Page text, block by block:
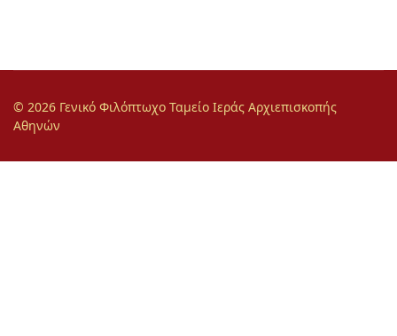
© 2026 Γενικό Φιλόπτωχο Ταμείο Ιεράς Αρχιεπισκοπής
Αθηνών